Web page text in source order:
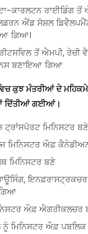
ਕਾਰਲਟਨ ਰਾਈਡਿੰਗ ਤੋਂ
ਐਂਡ ਸੋਸ਼ਲ
ਗਿਆ।
ਤੋਂ ਐਮਪੀ, ਰੇਚੀ
ਬਣਾਇਆ ਗਿਆ
ਕੁਝ ਮੰਤਰੀਆਂ ਦੇ
ਦਿੱਤੀਆਂ ਗਈਆਂ।
ਟ੍ਰਾਂਸਪੋਰਟ ਮਿਨਿਸਟਰ ਬਣੇ
ਮਿਨਿਸਟਰ ਔਫ਼
ਮਿਨਿਸਟਰ ਬਣੇ
ਗਿਆ
ਔਫ਼ ਐਗਰੀਕਲਚਰ
ਮਿਨਿਸਟਰ ਔਫ਼